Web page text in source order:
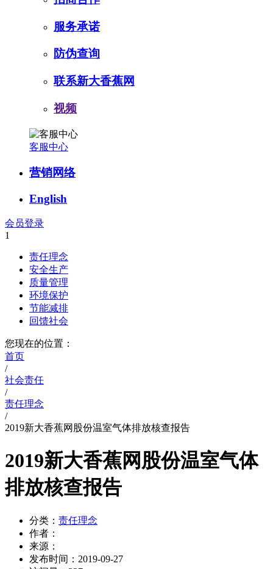
服务承诺
防伪查询
联系新大香蕉网
视频
客服中心
营销网络
English
会员登录
1
责任理念
安全生产
质量管理
环境保护
节能减排
回馈社会
您现在的位置：
首页
/
社会责任
/
责任理念
/
2019新大香蕉网股份温室气体排放核查报告
2019新大香蕉网股份温室气体
排放核查报告
分类： 责任理念
作者：
来源：
发布时间： 2019-09-27